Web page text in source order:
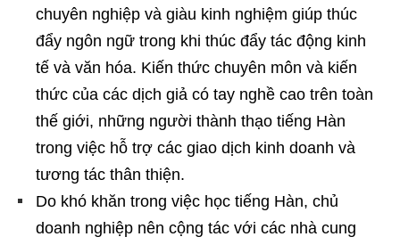
chuyên nghiệp và giàu kinh nghiệm giúp thúc
đẩy ngôn ngữ trong khi thúc đẩy tác động kinh
tế và văn hóa. Kiến thức chuyên môn và kiến ​​
thức của các dịch giả có tay nghề cao trên toàn
thế giới, những người thành thạo tiếng Hàn
trong việc hỗ trợ các giao dịch kinh doanh và
tương tác thân thiện.
Do khó khăn trong việc học tiếng Hàn, chủ
doanh nghiệp nên cộng tác với các nhà cung